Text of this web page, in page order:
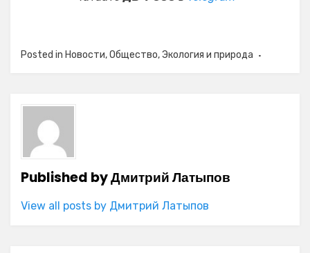
Posted in Новости,Общество,Экология и природа
Published byДмитрий Латыпов
View all posts by Дмитрий Латыпов